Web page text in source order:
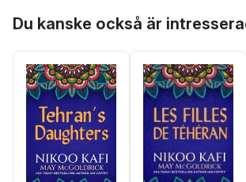
Du kanske också är